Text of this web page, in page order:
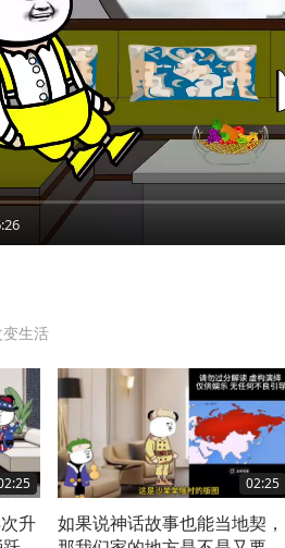
生活
升
02:25
如果说神话故事也能当地契，